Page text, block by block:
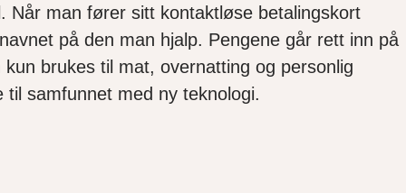
Når man fører sitt kontaktløse betalingskort
på den man hjalp. Pengene går rett inn på
brukes til mat, overnatting og personlig
samfunnet med ny teknologi.